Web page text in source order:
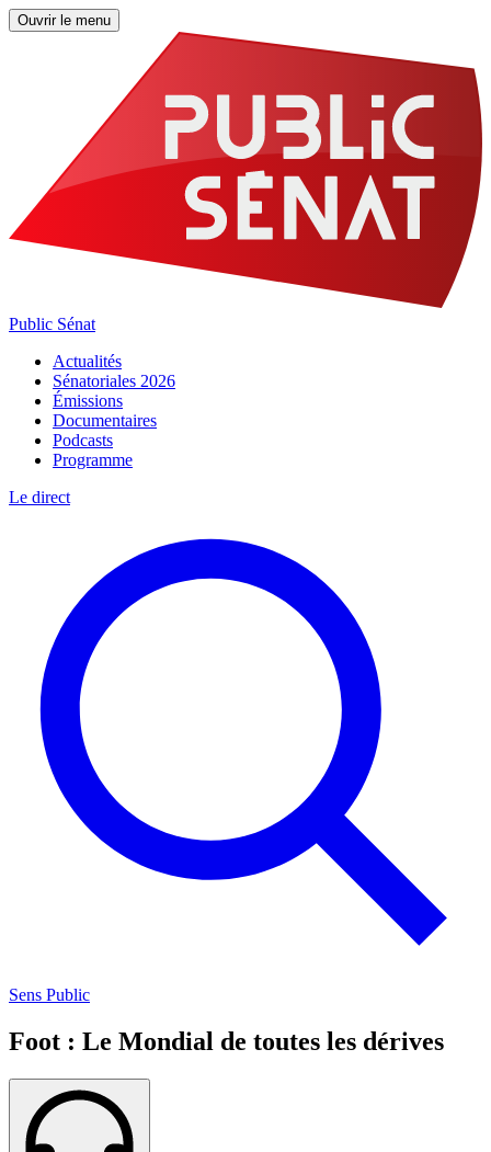
Ouvrir le menu
Public Sénat
Actualités
Sénatoriales 2026
Émissions
Documentaires
Podcasts
Programme
Le direct
Sens Public
Foot : Le Mondial de toutes les dérives